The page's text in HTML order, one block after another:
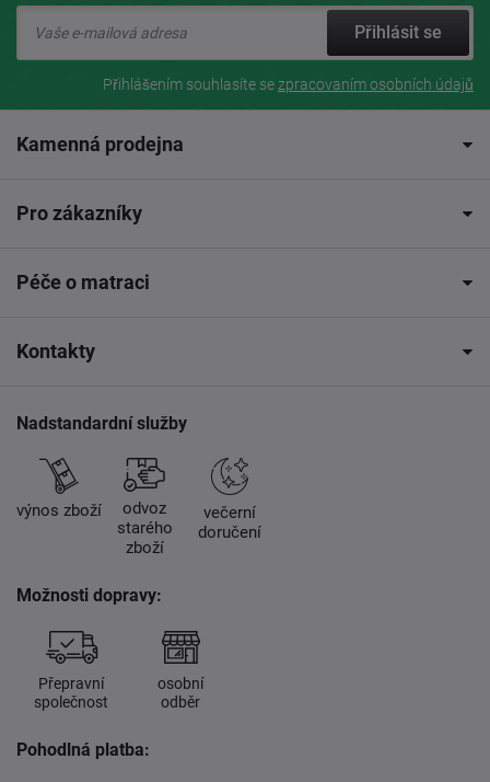
Přihlásit se
Přihlášením souhlasíte sezpracovaním osobních údajů
Kamenná prodejna
Pro zákazníky
Péče o matraci
Kontakty
Nadstandardní služby
výnos zboží
odvoz
starého
zboží
večerní
doručení
Možnosti dopravy:
Přepravní
společnost
osobní
odběr
Pohodlná platba: